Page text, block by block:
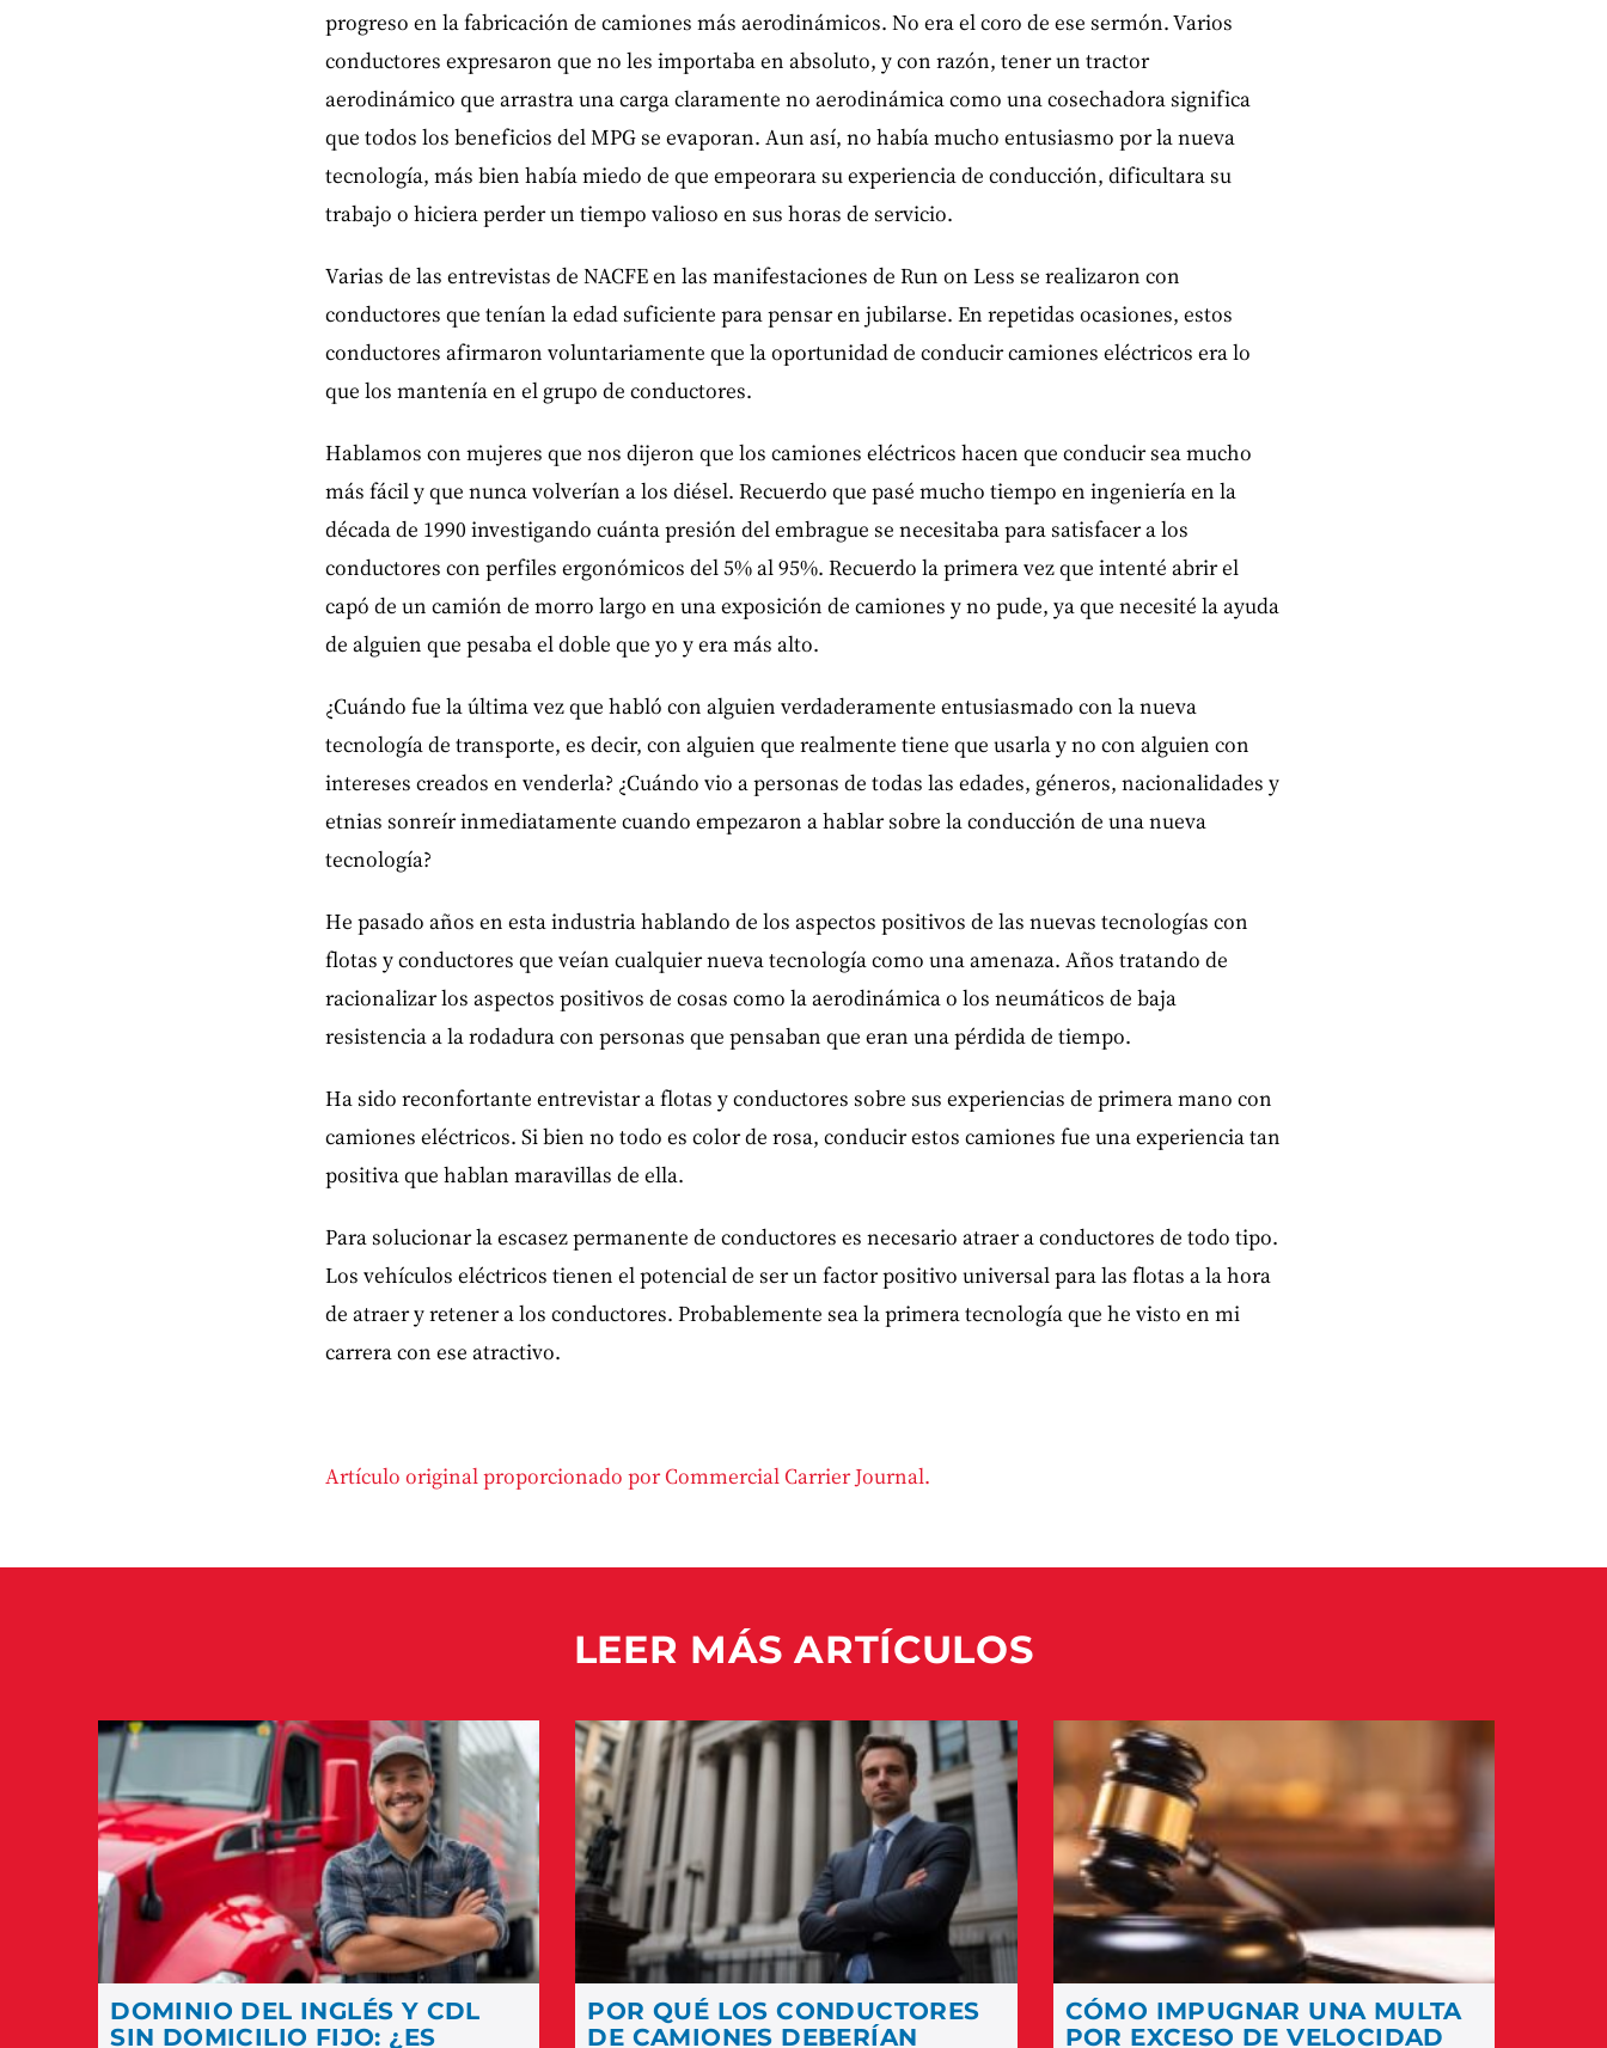
progreso en la fabricación de camiones más aerodinámicos. No era el coro de ese sermón. Varios
conductores expresaron que no les importaba en absoluto, y con razón, tener un tractor
aerodinámico que arrastra una carga claramente no aerodinámica como una cosechadora significa
que todos los beneficios del MPG se evaporan. Aun así, no había mucho entusiasmo por la nueva
tecnología, más bien había miedo de que empeorara su experiencia de conducción, dificultara su
trabajo o hiciera perder un tiempo valioso en sus horas de servicio.
Varias de las entrevistas de NACFE en las manifestaciones de Run on Less se realizaron con
conductores que tenían la edad suficiente para pensar en jubilarse. En repetidas ocasiones, estos
conductores afirmaron voluntariamente que la oportunidad de conducir camiones eléctricos era lo
que los mantenía en el grupo de conductores.
Hablamos con mujeres que nos dijeron que los camiones eléctricos hacen que conducir sea mucho
más fácil y que nunca volverían a los diésel. Recuerdo que pasé mucho tiempo en ingeniería en la
década de 1990 investigando cuánta presión del embrague se necesitaba para satisfacer a los
conductores con perfiles ergonómicos del 5% al ​​95%. Recuerdo la primera vez que intenté abrir el
capó de un camión de morro largo en una exposición de camiones y no pude, ya que necesité la ayuda
de alguien que pesaba el doble que yo y era más alto.
¿Cuándo fue la última vez que habló con alguien verdaderamente entusiasmado con la nueva
tecnología de transporte, es decir, con alguien que realmente tiene que usarla y no con alguien con
intereses creados en venderla? ¿Cuándo vio a personas de todas las edades, géneros, nacionalidades y
etnias sonreír inmediatamente cuando empezaron a hablar sobre la conducción de una nueva
tecnología?
He pasado años en esta industria hablando de los aspectos positivos de las nuevas tecnologías con
flotas y conductores que veían cualquier nueva tecnología como una amenaza. Años tratando de
racionalizar los aspectos positivos de cosas como la aerodinámica o los neumáticos de baja
resistencia a la rodadura con personas que pensaban que eran una pérdida de tiempo.
Ha sido reconfortante entrevistar a flotas y conductores sobre sus experiencias de primera mano con
camiones eléctricos. Si bien no todo es color de rosa, conducir estos camiones fue una experiencia tan
positiva que hablan maravillas de ella.
Para solucionar la escasez permanente de conductores es necesario atraer a conductores de todo tipo.
Los vehículos eléctricos tienen el potencial de ser un factor positivo universal para las flotas a la hora
de atraer y retener a los conductores. Probablemente sea la primera tecnología que he visto en mi
carrera con ese atractivo.
Artículo original proporcionado por Commercial Carrier Journal.
LEER MÁS ARTÍCULOS
DOMINIO DEL INGLÉS Y CDL
SIN DOMICILIO FIJO: ¿ES
POR QUÉ LOS CONDUCTORES
DE CAMIONES DEBERÍAN
CÓMO IMPUGNAR UNA MULTA
POR EXCESO DE VELOCIDAD